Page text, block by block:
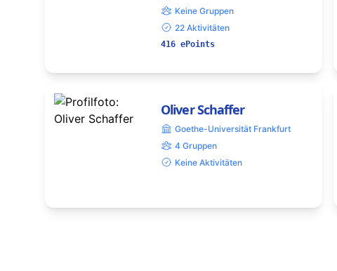
Keine Gruppen
22 Aktivitäten
416 ePoints
Oliver Schaffer
Goethe-Universität Frankfurt
4 Gruppen
Keine Aktivitäten